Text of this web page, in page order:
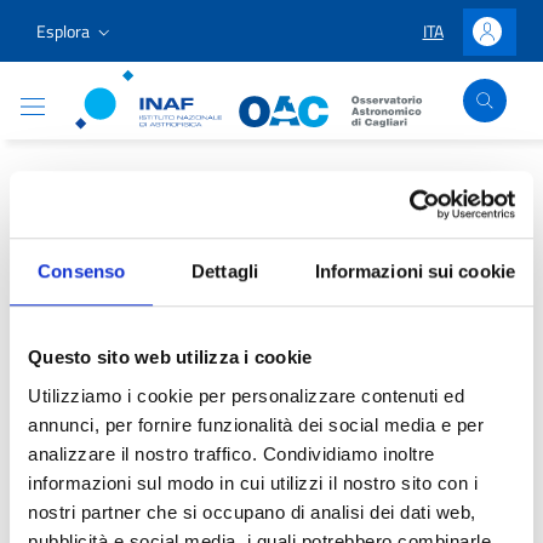
Consenso Dettagli Informazioni sui cookie
Questo sito web utilizza i cookie
Utilizziamo i cookie per personalizzare contenuti ed
annunci, per fornire funzionalità dei social media e per
analizzare il nostro traffico. Condividiamo inoltre
informazioni sul modo in cui utilizzi il nostro sito con i
nostri partner che si occupano di analisi dei dati web,
Vai ai contenuti
Vai al menu di navigazione
Vai al footer
Esplora LINGUA
ITA Accedi
Osservatorio Astronomico Cagliari
Progetti didattici/
Bella l’astronomia, ma a
Bella l’astronomia, ma a
che serve?
Contenuto in aggiornamento